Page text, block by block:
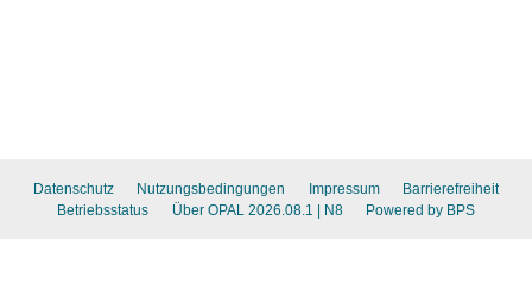
Datenschutz Nutzungsbedingungen Impressum
Barrierefreiheit
Betriebsstatus
Über OPAL 2026.08.1 | N8 Powered by BPS